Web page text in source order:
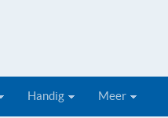
Handig Meer